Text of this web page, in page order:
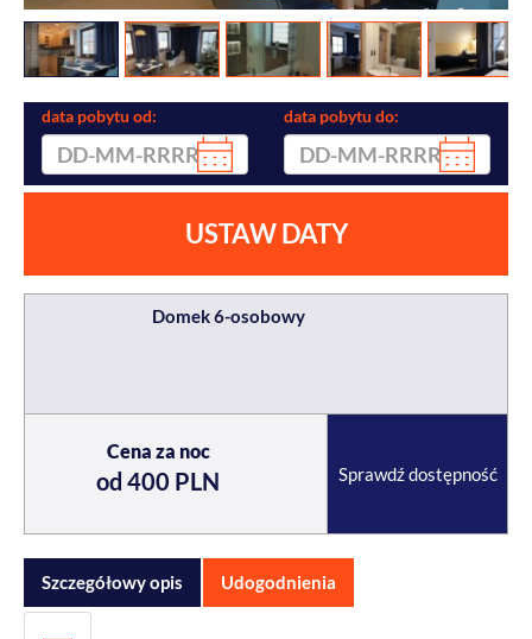
data pobytu od: data pobytu do:
USTAW DATY
Domek 6-osobowy
Cena za noc
od 400 PLN Sprawdź dostępność
Szczegółowy opis Udogodnienia